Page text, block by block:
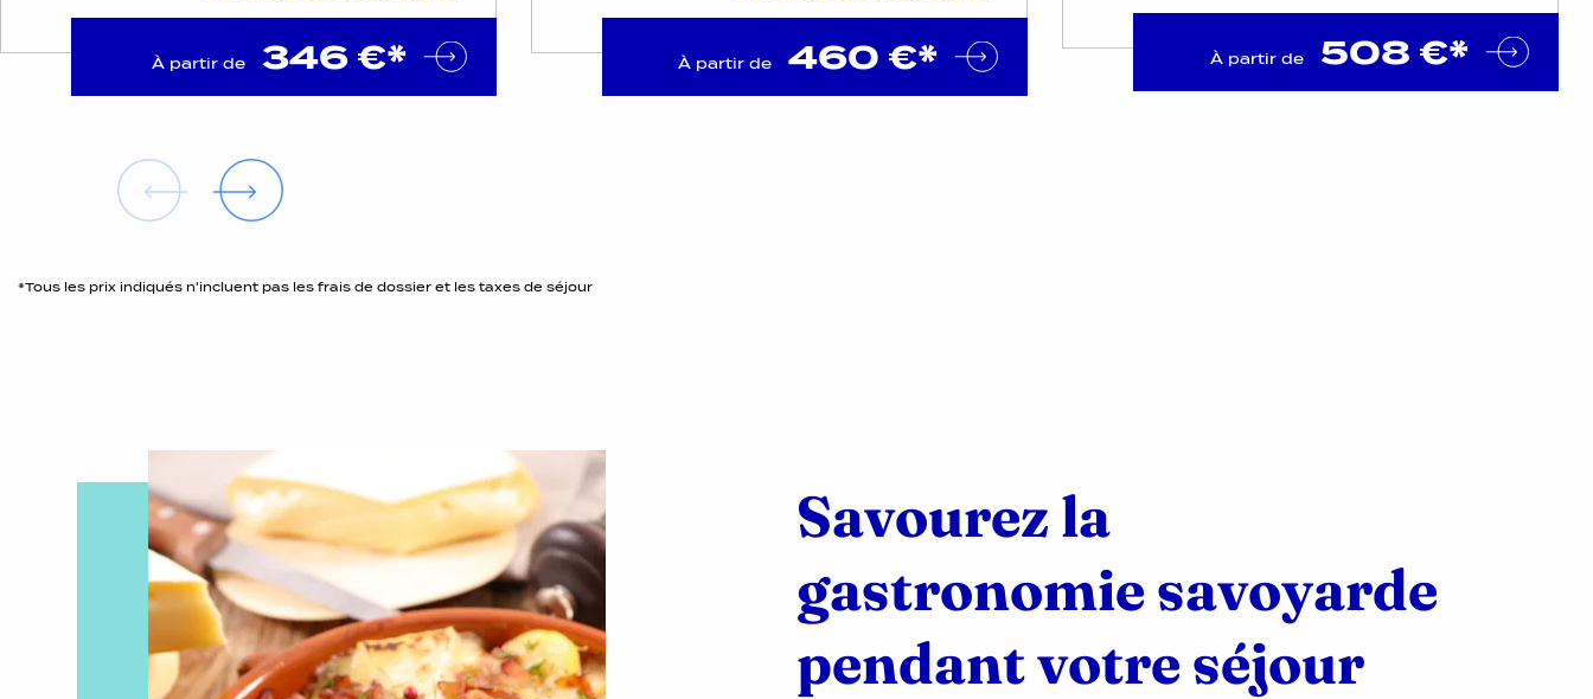
À partir de 346 €* À partir de 460 €* À partir de 508 €*
*Tous les prix indiqués n'incluent pas les frais de dossier et les taxes de séjour
Savourez la
gastronomie savoyarde
pendant votre séjour